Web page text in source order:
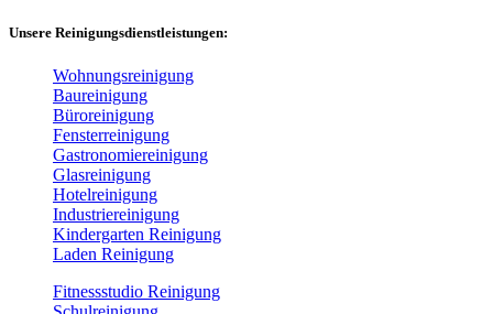
Unsere Reinigungsdienstleistungen:
Wohnungsreinigung
Baureinigung
Büroreinigung
Fensterreinigung
Gastronomiereinigung
Glasreinigung
Hotelreinigung
Industriereinigung
Kindergarten Reinigung
Laden Reinigung
Fitnessstudio Reinigung